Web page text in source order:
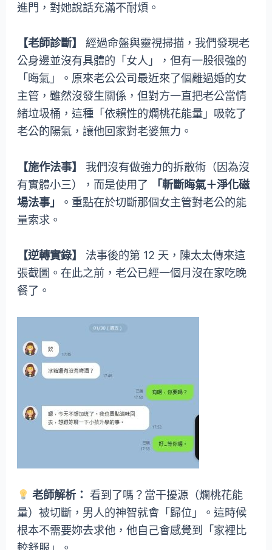
進門，對她說話充滿不耐煩。
【老師診斷】
經過命盤與靈視掃描，我們發現老
公身邊並沒有具體的「女人」，但有一股很強的
「晦氣」。原來老公公司最近來了個離過婚的女
主管，雖然沒發生關係，但對方一直把老公當情
緒垃圾桶，這種「依賴性的爛桃花能量」吸乾了
老公的陽氣，讓他回家對老婆無力。
【施作法事】
我們沒有做強力的拆散術（因為沒
有實體小三），而是使用了
「斬斷晦氣＋淨化磁
場法事」
。重點在於切斷那個女主管對老公的能
量索求。
【逆轉實錄】
法事後的第 12 天，陳太太傳來這
張截圖。在此之前，老公已經一個月沒在家吃晚
餐了。
老師解析： 看到了嗎？當干擾源（爛桃花能
量）被切斷，男人的神智就會「歸位」。這時候
根本不需要妳去求他，他自己會感覺到「家裡比